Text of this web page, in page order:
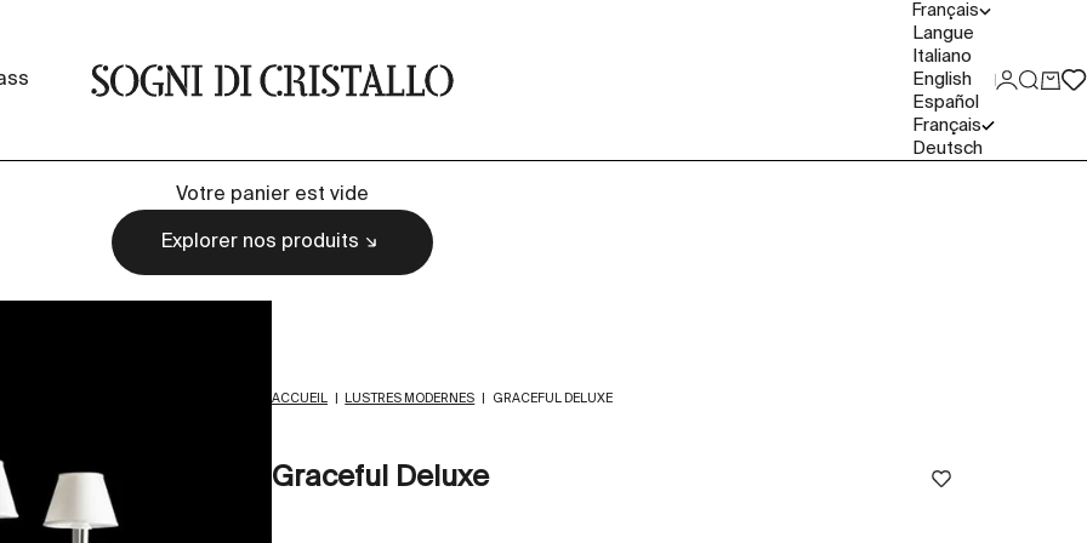
Sogni di cristallo
Français
Langue
Italiano
English
Español
Français
Deutsch
Votre panier est vide
Explorer nos produits
ACCUEIL LUSTRES MODERNES GRACEFUL DELUXE
Graceful Deluxe